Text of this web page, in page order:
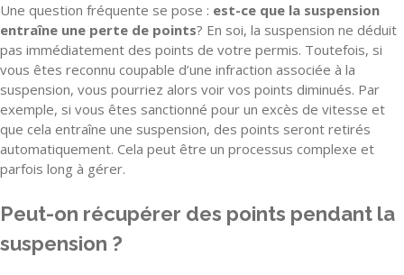
Une question fréquente se pose : est-ce que la suspension
entraîne une perte de points? En soi, la suspension ne déduit
pas immédiatement des points de votre permis. Toutefois, si
vous êtes reconnu coupable d’une infraction associée à la
suspension, vous pourriez alors voir vos points diminués. Par
exemple, si vous êtes sanctionné pour un excès de vitesse et
que cela entraîne une suspension, des points seront retirés
automatiquement. Cela peut être un processus complexe et
parfois long à gérer.
Peut-on récupérer des points pendant la
suspension ?